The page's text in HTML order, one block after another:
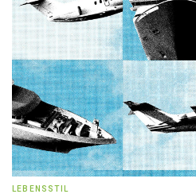
LEBENSSTIL